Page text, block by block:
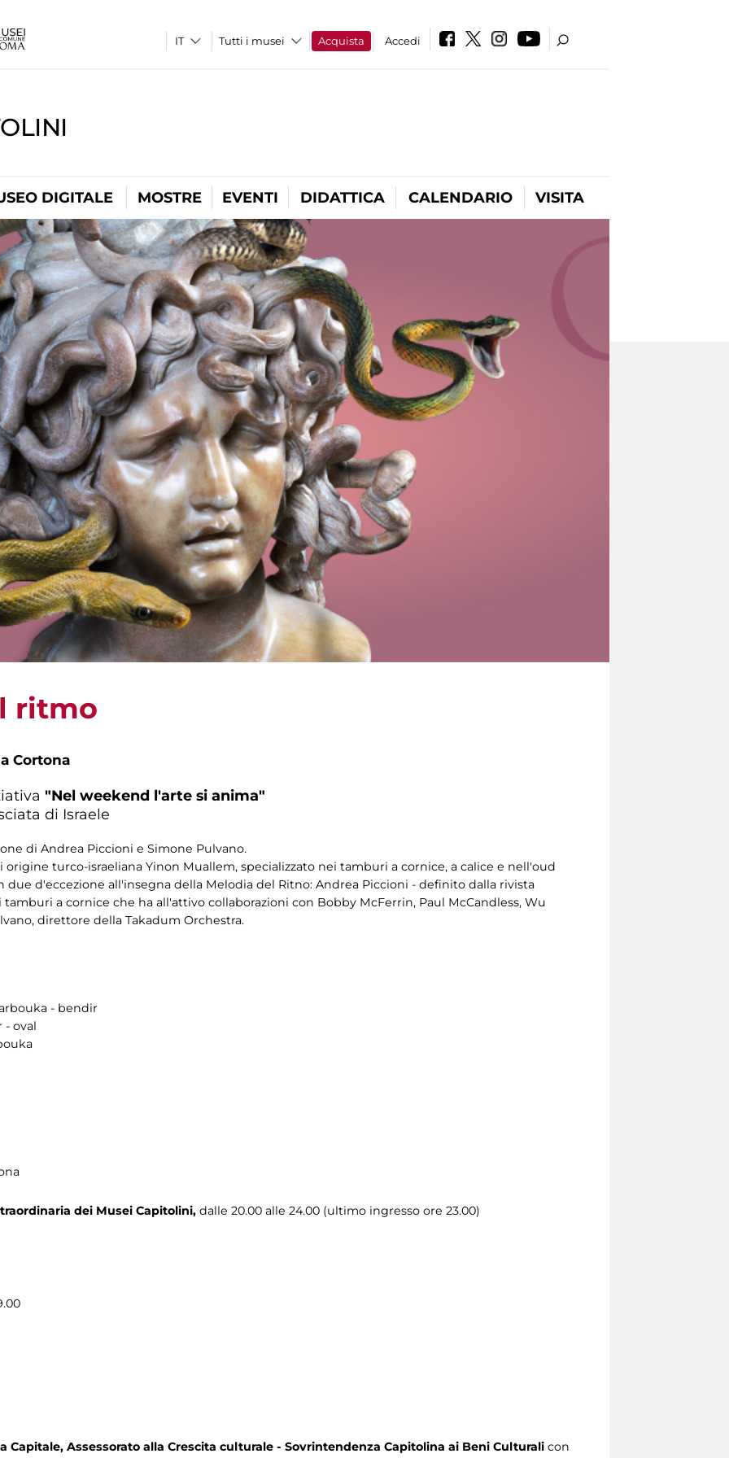
Tutti i musei Acquista Accedi
DIGITALE MOSTRE EVENTI DIDATTICA CALENDARIO VISITA
ritmo
Cortona
"Nel weekend l'arte si anima"
di Israele
di Andrea Piccioni e Simone Pulvano.
turco-israeliana Yinon Muallem, specializzato nei tamburi a cornice, a calice e nell'oud
due d'eccezione all'insegna della Melodia del Ritno: Andrea Piccioni - definito dalla rivista
tamburi a cornice che ha all'attivo collaborazioni con Bobby McFerrin, Paul McCandless, Wu
direttore della Takadum Orchestra.
- bendir
- oval
dei Musei Capitolini, dalle 20.00 alle 24.00 (ultimo ingresso ore 23.00)
Capitale, Assessorato alla Crescita culturale - Sovrintendenza Capitolina ai Beni Culturali con